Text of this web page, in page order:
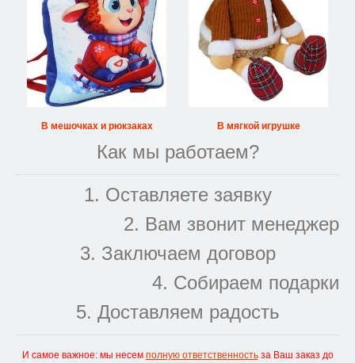
В мешочках и рюкзаках В мягкой игрушке
Как мы работаем?
1. Оставляете заявку
2. Вам звонит менеджер
3. Заключаем договор
4. Собираем подарки
5. Доставляем радость
И самое важное: мы несем полную ответственностьза Ваш заказ до